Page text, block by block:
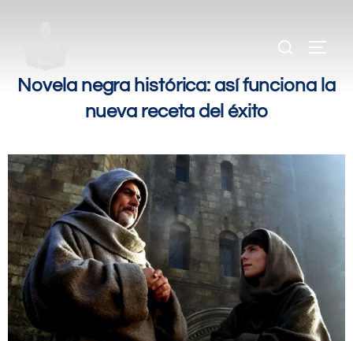
Novela negra histórica: así funciona la
nueva receta del éxito